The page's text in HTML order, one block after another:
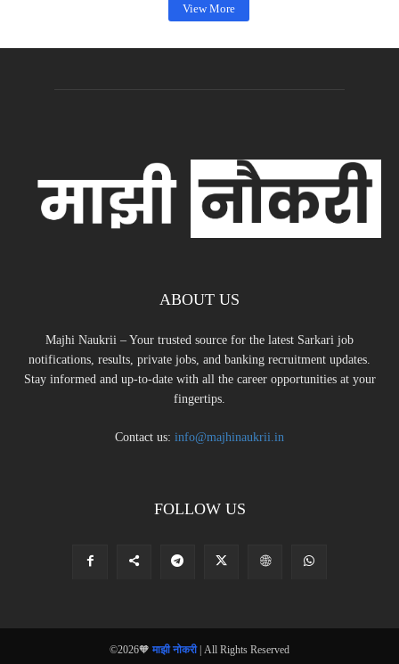
View More
ABOUT US
Majhi Naukrii – Your trusted source for the latest Sarkari job
notifications, results, private jobs, and banking recruitment updates.
Stay informed and up-to-date with all the career opportunities at your
fingertips.
Contact us: info@majhinaukrii.in
FOLLOW US
©2026🧡 माझी नोकरी| All Rights Reserved